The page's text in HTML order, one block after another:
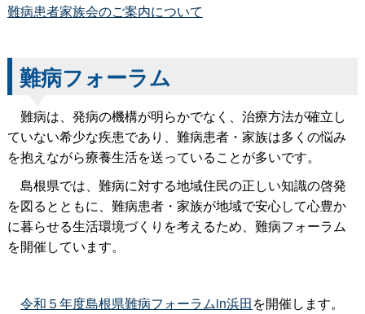
難病患者家族会のご案内について
難病フォーラム
難病は、発病の機構が明らかでなく、治療方法が確立し
ていない希少な疾患であり、難病患者・家族は多くの悩み
を抱えながら療養生活を送っていることが多いです。
島根県では、難病に対する地域住民の正しい知識の啓発
を図るとともに、難病患者・家族が地域で安心して心豊か
に暮らせる生活環境づくりを考えるため、難病フォーラム
を開催しています。
令和５年度島根県難病フォーラムin浜田を開催します。